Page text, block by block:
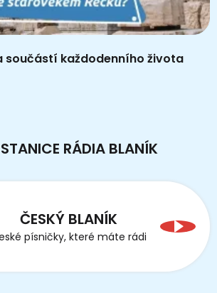
součástí každodenního života
RÁDIA BLANÍK
ČESKÝ BLANÍK
písničky, které máte rádi